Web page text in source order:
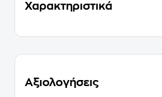
Χαρακτηριστικά
Αξιολογήσεις